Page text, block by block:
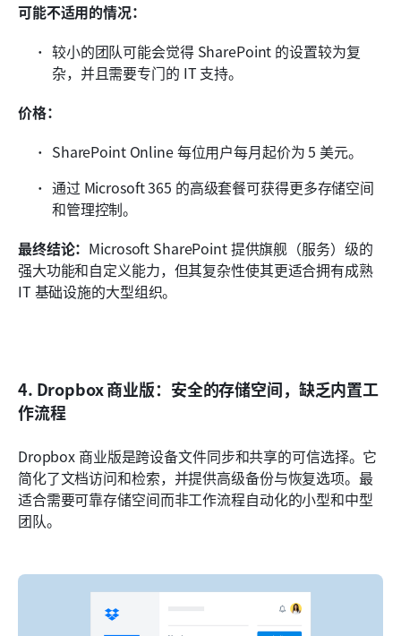
可能不适用的情况：
较小的团队可能会觉得 SharePoint 的设置较为复
杂，并且需要专门的 IT 支持。
价格：
SharePoint Online 每位用户每月起价为 5 美元。
通过 Microsoft 365 的高级套餐可获得更多存储空间
和管理控制。
最终结论： Microsoft SharePoint 提供旗舰（服务）级的
强大功能和自定义能力，但其复杂性使其更适合拥有成熟
IT 基础设施的大型组织。
4. Dropbox 商业版：安全的存储空间，缺乏内置工
作流程
Dropbox 商业版是跨设备文件同步和共享的可信选择。它
简化了文档访问和检索，并提供高级备份与恢复选项。最
适合需要可靠存储空间而非工作流程自动化的小型和中型
团队。